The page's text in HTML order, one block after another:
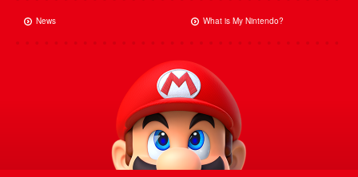
News What is My Nintendo?